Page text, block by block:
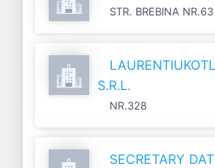
STR. BREBINA NR.63
S.R.L.
NR.328
SECRETARY